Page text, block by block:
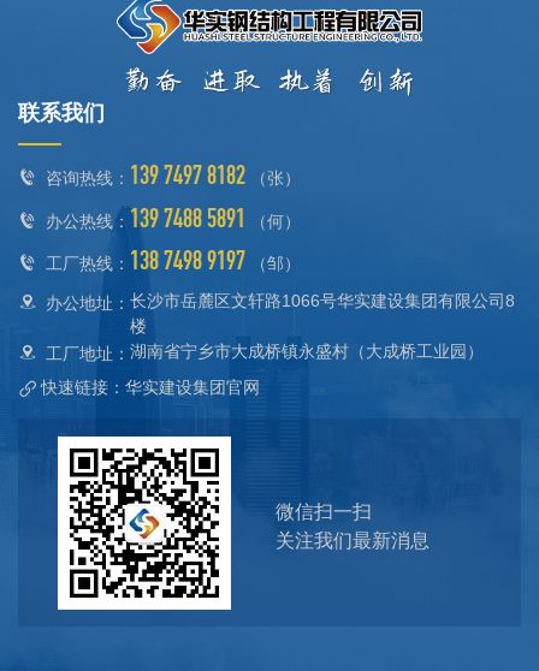
联系我们
咨询热线： 139 7497 8182（张）
办公热线： 139 7488 5891 （何）
工厂热线： 138 7498 9197 （邹）
办公地址： 长沙市岳麓区文轩路1066号华实建设集团有限公司8
楼
工厂地址： 湖南省宁乡市大成桥镇永盛村（大成桥工业园）
快速链接：华实建设集团官网
微信扫一扫
关注我们最新消息